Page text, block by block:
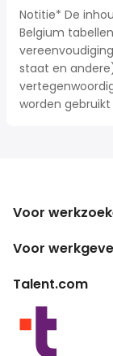
Notitie* De
Belgium
staat en
worden
Voor
Jobs zoeken
Salarisomzetter
Voor
Onderneming
Publisher
Talent.com
Meer landen